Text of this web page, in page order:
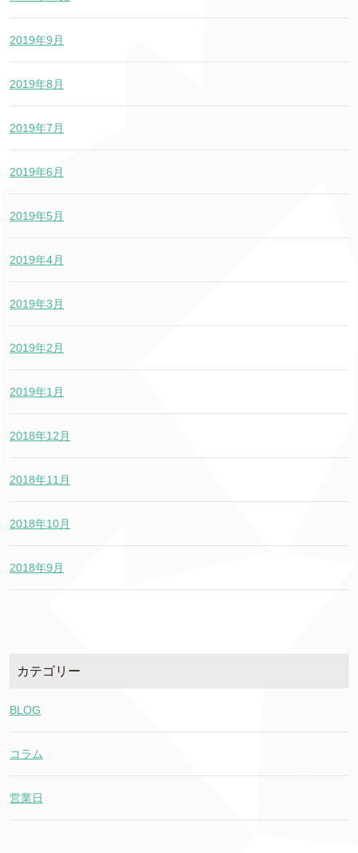
2019年9月
2019年8月
2019年7月
2019年6月
2019年5月
2019年4月
2019年3月
2019年2月
2019年1月
2018年12月
2018年11月
2018年10月
2018年9月
カテゴリー
BLOG
コラム
営業日